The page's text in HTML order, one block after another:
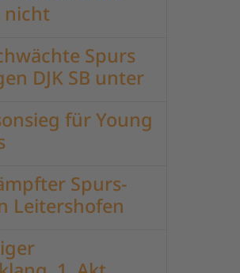
nicht
Spurs
DJK SB unter
für Young
Spurs-
Leitershofen